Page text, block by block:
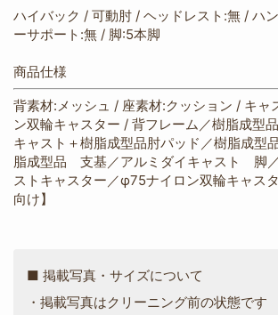
ハイバック / 可動肘 / ヘッドレスト:無 / ハ
ーサポート:無 / 脚:5本脚
商品仕様
背素材:メッシュ / 座素材:クッション / キャ
ン双輪キャスター / 背フレーム／樹脂成型
キャスト＋樹脂成型品肘パッド／樹脂成
脂成型品 支基／アルミダイキャスト 脚
ストキャスター／φ75ナイロン双輪キャス
向け】
■ 掲載写真・サイズについて
・掲載写真はクリーニング前の状態です